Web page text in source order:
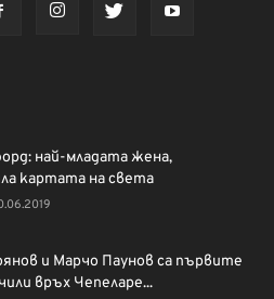
най-младата жена,
картата на света
и Марчо Паунов са първите
връх Чепеларе...